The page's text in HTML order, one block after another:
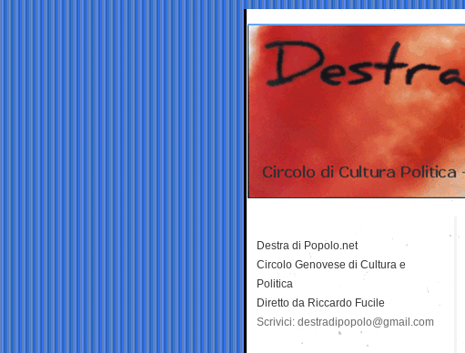
Destra di Popolo.net
Circolo Genovese di Cultura e
Politica
Diretto da Riccardo Fucile
Scrivici: destradipopolo@gmail.com